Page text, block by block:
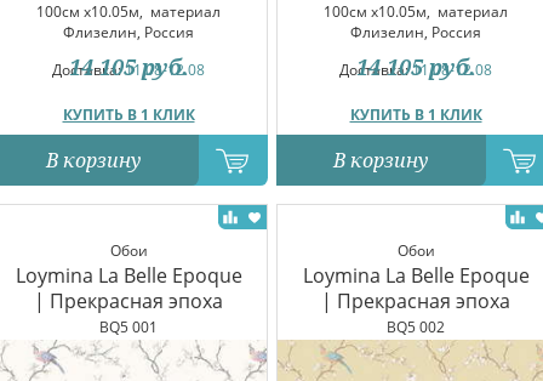
100см x10.05м, материал
Флизелин, Россия
Доставка:11.08-12.08
КУПИТЬ В 1 КЛИК
14 105 руб.
В корзину
100см x10.05м, материал
Флизелин, Россия
Доставка:11.08-12.08
КУПИТЬ В 1 КЛИК
14 105 руб.
В корзину
Обои
Loymina La Belle Epoque
| Прекрасная эпоха
BQ5 001
Обои
Loymina La Belle Epoque
| Прекрасная эпоха
BQ5 002